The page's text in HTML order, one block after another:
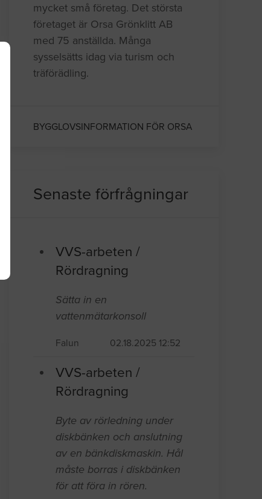
mycket små företag. Det största
företaget är Orsa Grönklitt AB
med 75 anställda. Många
sysselsätts idag via turism och
träförädling.
BYGGLOVSINFORMATION FÖR ORSA
Senaste förfrågningar
VVS-arbeten /
Rördragning
Sätta in en
vattenmätarkonsoll
Falun 02.18.2025 12:52
VVS-arbeten /
Rördragning
Byte av rörledning under
diskbänken och anslutning
av en bänkdiskmaskin. Hål
måste borras i diskbänken
för att föra in rören.